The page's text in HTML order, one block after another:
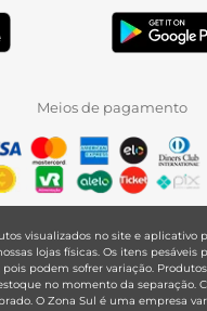
Meios de pagamento
visualizados no site e aplicativo
lojas físicas. Os itens pesáveis
podem sofrer variação.
no momento da separação.
O Zona Sul é uma empresa